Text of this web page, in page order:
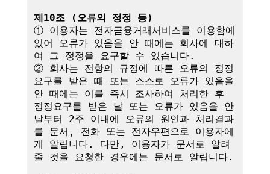
제10조 (오류의 정정 등)
① 이용자는 전자금융거래서비스를 이용함에
있어 오류가 있음을 안 때에는 회사에 대하
여 그 정정을 요구할 수 있습니다.
② 회사는 전항의 규정에 따른 오류의 정정
요구를 받은 때 또는 스스로 오류가 있음을
안 때에는 이를 즉시 조사하여 처리한 후
정정요구를 받은 날 또는 오류가 있음을 안
날부터 2주 이내에 오류의 원인과 처리결과
를 문서, 전화 또는 전자우편으로 이용자에
게 알립니다. 다만, 이용자가 문서로 알려
줄 것을 요청한 경우에는 문서로 알립니다.